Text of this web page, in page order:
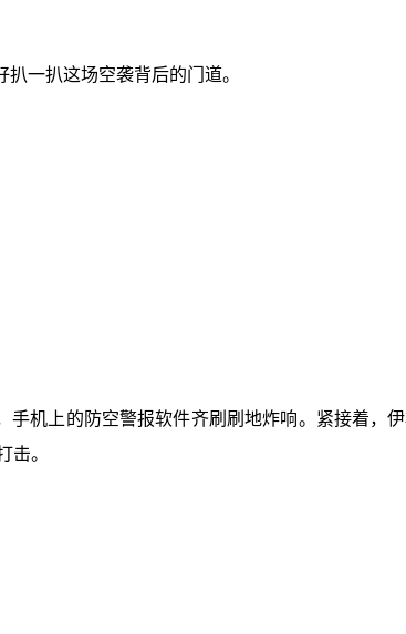
一扒这场空袭背后的门道。
手机上的防空警报软件齐刷刷地炸响。紧接着，
击。